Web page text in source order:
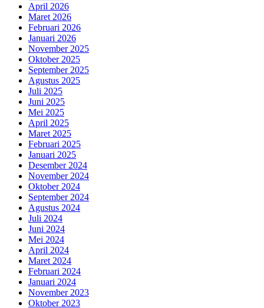
April 2026
Maret 2026
Februari 2026
Januari 2026
November 2025
Oktober 2025
September 2025
Agustus 2025
Juli 2025
Juni 2025
Mei 2025
April 2025
Maret 2025
Februari 2025
Januari 2025
Desember 2024
November 2024
Oktober 2024
September 2024
Agustus 2024
Juli 2024
Juni 2024
Mei 2024
April 2024
Maret 2024
Februari 2024
Januari 2024
November 2023
Oktober 2023